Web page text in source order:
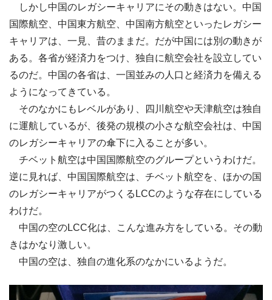
しかし中国のレガシーキャリアにその動きはない。中国
国際航空、中国東方航空、中国南方航空といったレガシー
キャリアは、一見、昔のままだ。だが中国には別の動きが
ある。各省が経済力をつけ、独自に航空会社を設立してい
るのだ。中国の各省は、一国並みの人口と経済力を備える
ようになってきている。
そのなかにもレベルがあり、四川航空や天津航空は独自
に運航しているが、後発の規模の小さな航空会社は、中国
のレガシーキャリアの傘下に入ることが多い。
チベット航空は中国国際航空のグループというわけだ。
逆に見れば、中国国際航空は、チベット航空を、ほかの国
のレガシーキャリアがつくるLCCのような存在にしている
わけだ。
中国の空のLCC化は、こんな進み方をしている。その動
きはかなり激しい。
中国の空は、独自の進化系のなかにいるようだ。